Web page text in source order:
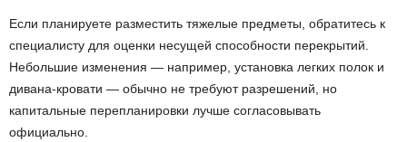
Если планируете разместить тяжелые предметы, обратитесь к
специалисту для оценки несущей способности перекрытий.
Небольшие изменения — например, установка легких полок и
дивана-кровати — обычно не требуют разрешений, но
капитальные перепланировки лучше согласовывать
официально.